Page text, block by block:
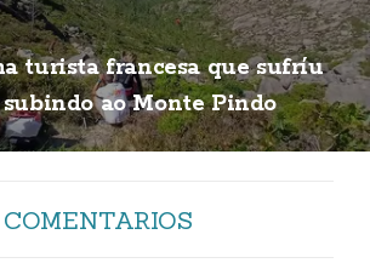
turista francesa que sufríu
ao Monte Pindo
COMENTARIOS